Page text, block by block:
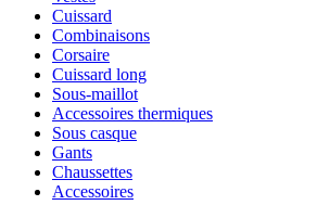
Cuissard
Combinaisons
Corsaire
Cuissard long
Sous-maillot
Accessoires thermiques
Sous casque
Gants
Chaussettes
Accessoires